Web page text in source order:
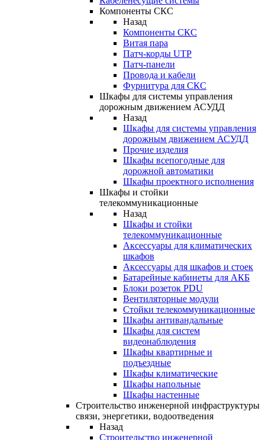
Компоненты СКС
Назад
Компоненты СКС
Витая пара
Патч-корды UTP
Патч-панели
Провода и кабели
Фурнитура для СКС
Шкафы для системы управления
дорожным движением АСУДД
Назад
Шкафы для системы управления
дорожным движением АСУДД
Прочие изделия
Шкафы всепогодные для
дорожной автоматики
Шкафы проектного исполнения
Шкафы и стойки
телекоммуникационные
Назад
Шкафы и стойки
телекоммуникационные
Аксессуары для климатических
шкафов
Аксессуары для шкафов и стоек
Батарейные кабинеты для АКБ
Блоки розеток PDU
Вентиляторные модули
Стойки телекоммуникационные
Шкафы антивандальные
Шкафы для систем
видеонаблюдения
Шкафы квартирные и
подъездные
Шкафы климатические
Шкафы напольные
Шкафы настенные
Строительство инженерной инфраструктуры
связи, энергетики, водоотведения
Назад
Строительство инженерной